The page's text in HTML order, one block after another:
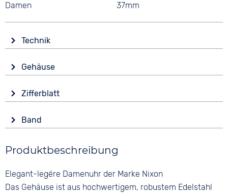
Damen
37mm
Technik
Batterie (Quarz)
Wasserdicht
5 bar
Gehäuse
Edelstahl
Form
Rund
Glas
Farbe
Silber
Zifferblatt
Analog
Lila
Ziffern
Keine
Band
Edelstahl
Farbe
Silber
Produktbeschreibung
Elegant-legére Damenuhr der Marke Nixon
Das Gehäuse ist aus hochwertigem, robustem Edelstahl